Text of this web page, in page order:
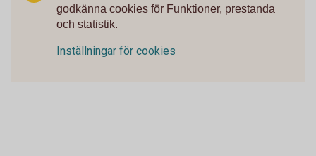
godkänna cookies för Funktioner, prestanda
och statistik.
Inställningar för cookies